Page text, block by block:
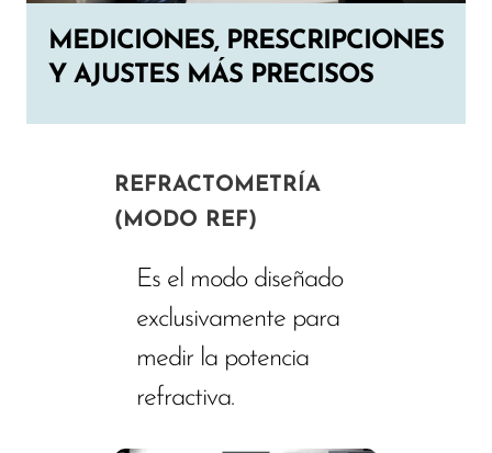
MEDICIONES, PRESCRIPCIONES
Y AJUSTES MÁS PRECISOS
REFRACTOMETRÍA
(MODO REF)
Es el modo diseñado
exclusivamente para
medir la potencia
refractiva.